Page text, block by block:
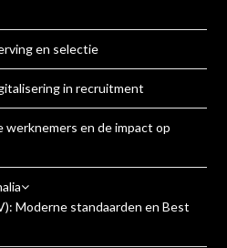
en selectie
in recruitment
werknemers en de impact op
Moderne standaarden en Best